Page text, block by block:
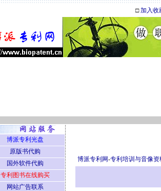
□加入收
博派专利网-专利培训与音像资
博派专利光盘
原版书代购
国外软件代购
专利图书在线购买
网站广告联系